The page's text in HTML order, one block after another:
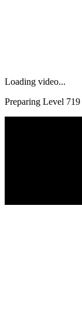
Loading video...
Preparing Level 719